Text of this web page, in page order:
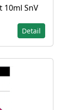
10ml SnV
Detail